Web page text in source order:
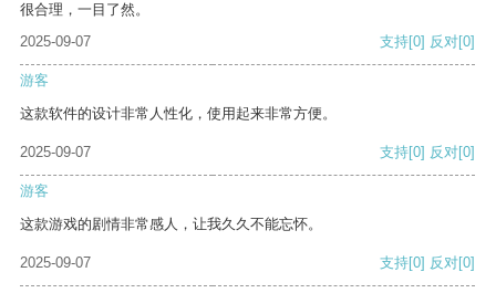
很合理，一目了然。
2025-09-07
支持[0] 反对[0]
游客
这款软件的设计非常人性化，使用起来非常方便。
2025-09-07 支持[0] 反对[0]
游客
这款游戏的剧情非常感人，让我久久不能忘怀。
2025-09-07 支持[0] 反对[0]